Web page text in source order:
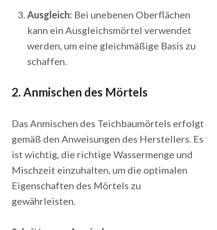
Ausgleich: Bei unebenen Oberflächen
kann ein Ausgleichsmörtel verwendet
werden, um eine gleichmäßige Basis zu
schaffen.
2. Anmischen des Mörtels
Das Anmischen des Teichbaumörtels erfolgt
gemäß den Anweisungen des Herstellers. Es
ist wichtig, die richtige Wassermenge und
Mischzeit einzuhalten, um die optimalen
Eigenschaften des Mörtels zu
gewährleisten.